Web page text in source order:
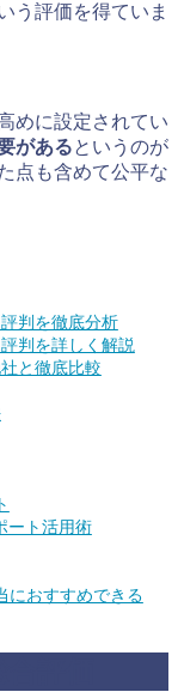
う評価を得ていま
めに設定されてい
があるというのが
点も含めて公平な
判を徹底分析
判を詳しく解説
と徹底比較
ート活用術
におすすめできる